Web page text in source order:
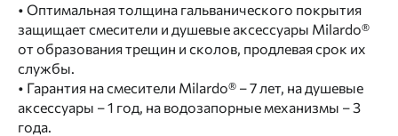
• Оптимальная толщина гальванического покрытия
защищает смесители и душевые аксессуары Milardo®
от образования трещин и сколов, продлевая срок их
службы.
• Гарантия на смесители Milardo® – 7 лет, на душевые
аксессуары – 1 год, на водозапорные механизмы – 3
года.